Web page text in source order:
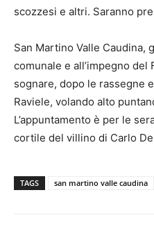
scozzesi e altri. Saranno
San Martino Valle Caudina,
comunale e all’impegno del
sognare, dopo le rassegne
Raviele, volando alto
L’appuntamento è per le
cortile del villino di Carlo
TAGS san martino valle caudina